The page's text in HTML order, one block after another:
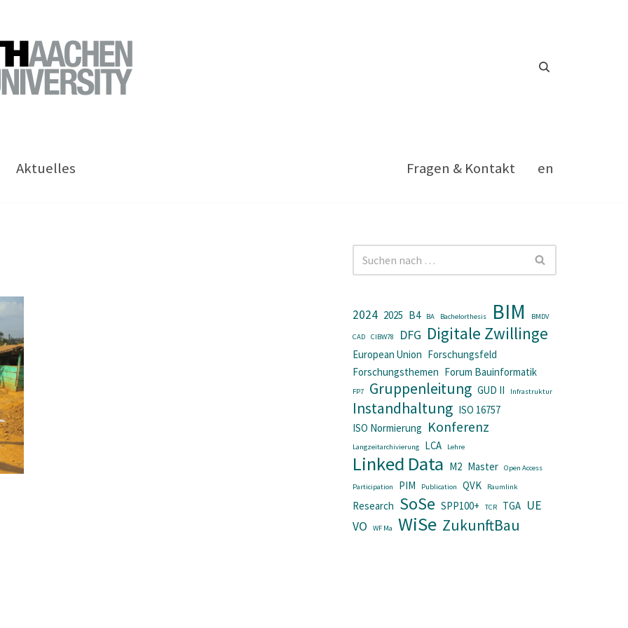
Aktuelles Fragen & Kontakt en
2024 2025 B4 BA Bachelorthesis BIM BMDV
CAD CIBW78 DFG Digitale Zwillinge
European Union Forschungsfeld
Forschungsthemen Forum Bauinformatik
FP7 Gruppenleitung GUD II Infrastruktur
Instandhaltung ISO 16757
ISO Normierung Konferenz
Langzeitarchivierung LCA Lehre
Linked Data M2 Master Open Access
Participation PIM Publication QVK Raumlink
Research SoSe SPP100+ TCR TGA UE
VO
WF Ma WiSe ZukunftBau